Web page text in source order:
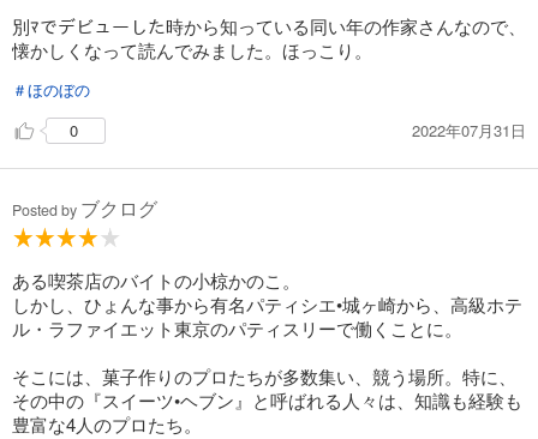
別ﾏでデビューした時から知っている同い年の作家さんなので、
懐かしくなって読んでみました。ほっこり。
＃ほのぼの
0
2022年07月31日
Posted by ブクログ
ある喫茶店のバイトの小椋かのこ。
しかし、ひょんな事から有名パティシエ•城ヶ崎から、高級ホテ
ル・ラファイエット東京のパティスリーで働くことに。
そこには、菓子作りのプロたちが多数集い、競う場所。特に、
その中の『スイーツ•ヘブン』と呼ばれる人々は、知識も経験も
豊富な4人のプロたち。